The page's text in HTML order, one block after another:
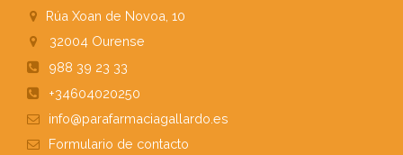
Rúa Xoan de Novoa, 10
32004 Ourense
988 39 23 33
+34604020250
info@parafarmaciagallardo.es
Formulario de contacto